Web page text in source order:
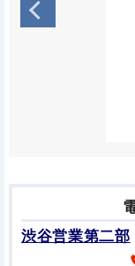
渋谷営業第二部